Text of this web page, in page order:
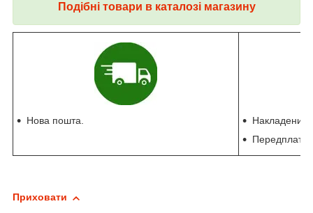
Подібні товари в каталозі магазину
Нова пошта.
Накладений
Передплата
Приховати